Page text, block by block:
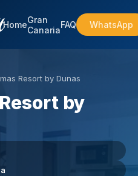
HomeGran
CanariaFAQ WhatsApp
Resort by Dunas
by